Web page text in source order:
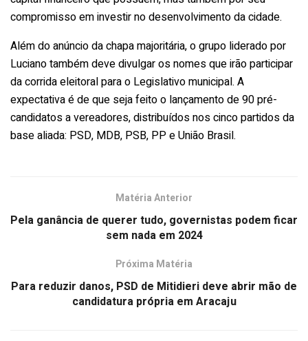
compromisso em investir no desenvolvimento da cidade.
Além do anúncio da chapa majoritária, o grupo liderado por
Luciano também deve divulgar os nomes que irão participar
da corrida eleitoral para o Legislativo municipal. A
expectativa é de que seja feito o lançamento de 90 pré-
candidatos a vereadores, distribuídos nos cinco partidos da
base aliada: PSD, MDB, PSB, PP e União Brasil.
Matéria Anterior
Pela ganância de querer tudo, governistas podem ficar
sem nada em 2024
Próxima Matéria
Para reduzir danos, PSD de Mitidieri deve abrir mão de
candidatura própria em Aracaju